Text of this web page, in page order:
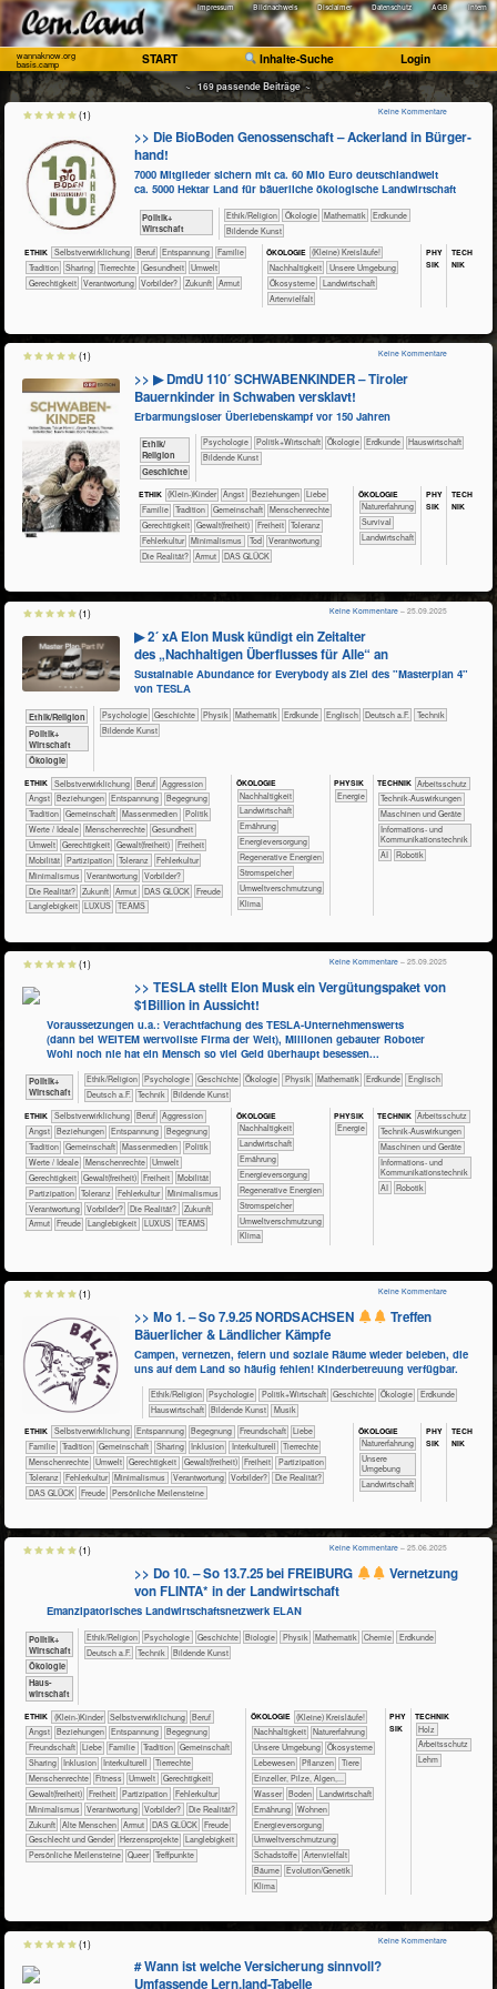
Impressum Bildnachweis Disclaimer Datenschutz AGB Intern
wannaknow.org
basis.camp START Inhalte-Suche Login
~ 169 passende Beiträge ~
>> Die BioBoden Genossenschaft – Acker­land in Bür­ger­
hand!
7000 Mitglieder sichern mit ca. 60 Mio Euro deutschlandweit
ca. 5000 Hektar Land für bäuerliche ökologische Landwirtschaft
​​​​​​​​​Politik+​
Wirtschaft
​​​​​​​​​​Ethik/​Religion ​​​​​​​​Ökologie ​​​​​​Mathematik
​​​​​Erdkunde
Bildende Kunst
ETHIK ​​​​​​​​​​​​​​​​​​​​​​​​​​​​​​​​​​​​​​​​Selbst­verwirklichung ​​​​​​​​​​​​​​​Beruf ​​​​​​​​​​​​​Entspannung
​​​​​​​​​​​Familie
​​​​​​​​​​​Tradition
​​​​​​​​​​Sharing ​​​​​​​​Tierrechte ​​​​​​Gesundheit
​​​​​Umwelt
​​​​Gerechtigkeit
​​Verantwortung ​​Vorbilder? ​Zukunft Armut
ÖKO​LOGIE
​​​​​​​​​​​​​​(Kleine) Kreisläufe!
​​​​​​​​​​​​​​​Nachhaltigkeit
​​​​​​​​​​​​​Unsere Umgebung
​​​​​​​​​​​Ökosysteme
​​​​​Landwirtschaft
Artenvielfalt
PHY​
SIK
TECH​
NIK
Keine Kommentare
(1)
>> ▶ DmdU 110´ SCHWABENKINDER – Tiroler
Bauernkinder in Schwaben versklavt!
Erbarmungsloser Überlebenskampf vor 150 Jahren
​​​​​​​​​​Ethik/​
Religion
​​​​​​​​Geschichte
​​​​​​​​​​Psychologie ​​​​​​​​​Politik+​Wirtschaft ​​​​​​​​Ökologie ​​​​​Erdkunde
​Haus­wirtschaft
Bildende Kunst
ETHIK (Klein-)Kinder ​​​​​​​​​​​​​Angst ​​​​​​​​​​​​​Beziehungen
​​​​​​​​​​​​Liebe
​​​​​​​​​​​Familie
​​​​​​​​​​​Tradition ​​​​​​​​​​Gemeinschaft
​​​​​​​Menschenrechte
​​​​Gerechtigkeit
​​​​Gewalt(freiheit) ​​​Freiheit
​​​Toleranz
​​Fehlerkultur
​​Minimalismus ​​Tod
​​Verantwortung
​Die Realität?
Armut DAS GLÜCK
ÖKO​LOGIE
​​​​​​​​​​​​​Naturerfahrung
​​​​​​​​​​​​Survival
​​​​​Landwirtschaft
PHY​
SIK
TECH​
NIK
Keine Kommentare
(1)
▶ 2´ xA Elon Musk kündigt ein Zeitalter
des „Nachhaltigen Überflusses für Alle“ an
Sustainable Abundance for Everybody als Ziel des "Masterplan 4"
von TESLA
​​​​​​​​​​Ethik/​Religion
​​​​​​​​​Politik+​
Wirtschaft
​​​​​​​Ökologie
​​​​​​​​​​Psychologie ​​​​​​​​Geschichte ​​​​​​​Physik ​​​​​​Mathematik ​​​​​Erdkunde ​​​​Englisch ​​​Deutsch a.F.
​Technik
Bildende Kunst
ETHIK ​​​​​​​​​​​​​​​​​​​​​​​​​​​​​​​​​​​​​​​​Selbst­verwirklichung ​​​​​​​​​​​​​​​Beruf
​​​​​​​​​​​​​Aggression
​​​​​​​​​​​​​Angst
​​​​​​​​​​​​​Beziehungen ​​​​​​​​​​​​​Entspannung
​​​​​​​​​​​​Begegnung
​​​​​​​​​​​Tradition
​​​​​​​​​​Gemeinschaft ​​​​​​​​​Massenmedien
​​​​​​​​​Politik
​​​​​​​​Werte / Ideale
​​​​​​​Menschenrechte
​​​​​​Gesundheit
​​​​​Umwelt
​​​​Gerechtigkeit ​​​​Gewalt(freiheit)
​​​Freiheit
​​​Mobilität
​​​Partizipation ​​​Toleranz
​​Fehlerkultur
​​Minimalismus
​​Verantwortung
​​Vorbilder?
​Die Realität?
​Zukunft Armut DAS GLÜCK
Freude
Langlebigkeit
LUXUS TEAMS
ÖKO​LOGIE
​​​​​​​​​​​​​​​Nachhaltigkeit
​​​​​Landwirtschaft
​​​​Ernährung
​​​Energieversorgung
​​​Regenerative Energien
​​​Stromspeicher
​​Umweltverschmutzung
Klima
PHY​SIK
​​Energie
TECH​NIK ​​​​​​Arbeitsschutz
​​​​​​Technik-Auswirkungen
​​​​Maschinen und Geräte
​​​Informations- und
Kommunikationstechnik
​​AI
Robotik
Keine Kommentare – 25.09.2025
(1)
>> TESLA stellt Elon Musk ein Vergütungspaket von
$1Billion in Aussicht!
Voraussetzungen u.a.: Verachtfachung des TESLA-Unternehmenswerts
(dann bei WEITEM wertvollste Firma der Welt), Millionen gebauter Roboter
Wohl noch nie hat ein Mensch so viel Geld überhaupt besessen...
​​​​​​​​​Politik+​
Wirtschaft
​​​​​​​​​​Ethik/​Religion ​​​​​​​​​​Psychologie ​​​​​​​​Geschichte ​​​​​​​​Ökologie ​​​​​​​Physik ​​​​​​Mathematik ​​​​​Erdkunde
​​​​Englisch
​​​Deutsch a.F.
​Technik
Bildende Kunst
ETHIK ​​​​​​​​​​​​​​​​​​​​​​​​​​​​​​​​​​​​​​​​Selbst­verwirklichung ​​​​​​​​​​​​​​​Beruf
​​​​​​​​​​​​​Aggression
​​​​​​​​​​​​​Angst
​​​​​​​​​​​​​Beziehungen ​​​​​​​​​​​​​Entspannung
​​​​​​​​​​​​Begegnung
​​​​​​​​​​​Tradition
​​​​​​​​​​Gemeinschaft ​​​​​​​​​Massenmedien
​​​​​​​​​Politik
​​​​​​​​Werte / Ideale
​​​​​​​Menschenrechte
​​​​​Umwelt
​​​​Gerechtigkeit
​​​​Gewalt(freiheit) ​​​Freiheit
​​​Mobilität
​​​Partizipation
​​​Toleranz ​​Fehlerkultur
​​Minimalismus
​​Verantwortung
​​Vorbilder? ​Die Realität?
​Zukunft
Armut
Freude Langlebigkeit LUXUS TEAMS
ÖKO​LOGIE
​​​​​​​​​​​​​​​Nachhaltigkeit
​​​​​Landwirtschaft
​​​​Ernährung
​​​Energieversorgung
​​​Regenerative Energien
​​​Stromspeicher
​​Umweltverschmutzung
Klima
PHY​SIK
​​Energie
TECH​NIK ​​​​​​Arbeitsschutz
​​​​​​Technik-Auswirkungen
​​​​Maschinen und Geräte
​​​Informations- und
Kommunikationstechnik
​​AI
Robotik
Keine Kommentare – 25.09.2025
(1)
>> Mo 1. – So 7.9.25 NORDSACHSEN
Treffen
Bäuerlicher & Ländlicher Kämpfe
Campen, vernetzen, feiern und soziale Räume wieder beleben, die
uns auf dem Land so häufig fehlen! Kinderbetreuung verfügbar.
​​​​​​​​​​Ethik/​Religion ​​​​​​​​​​Psychologie ​​​​​​​​​Politik+​Wirtschaft ​​​​​​​​Geschichte ​​​​​​​​Ökologie
​​​​​Erdkunde
​Haus­wirtschaft
Bildende Kunst
Musik
ETHIK ​​​​​​​​​​​​​​​​​​​​​​​​​​​​​​​​​​​​​​​​Selbst­verwirklichung ​​​​​​​​​​​​​Entspannung ​​​​​​​​​​​​Begegnung ​​​​​​​​​​​​Freundschaft
​​​​​​​​​​​​Liebe
​​​​​​​​​​​Familie
​​​​​​​​​​​Tradition ​​​​​​​​​​Gemeinschaft ​​​​​​​​​​Sharing ​​​​​​​​Inklusion ​​​​​​​​Interkulturell
​​​​​​​​Tierrechte
​​​​​​​Menschenrechte
​​​​​Umwelt ​​​​Gerechtigkeit ​​​​Gewalt(freiheit) ​​​Freiheit
​​​Partizipation
​​​Toleranz
​​Fehlerkultur ​​Minimalismus ​​Verantwortung ​​Vorbilder?
​Die Realität?
DAS GLÜCK
Freude Persönliche Meilensteine
ÖKO​LOGIE
​​​​​​​​​​​​​Naturerfahrung
​​​​​​​​​​​​​Unsere
Umgebung
​​​​​Landwirtschaft
PHY​
SIK
TECH​
NIK
Keine Kommentare
(1)
>> Do 10. – So 13.7.25 bei FREIBURG
Vernetzung
von FLINTA* in der Landwirtschaft
Emanzipatorisches Landwirtschaftsnetzwerk ELAN
​​​​​​​​​Politik+​
Wirtschaft
​​​​​​​Ökologie
​Haus­
wirtschaft
​​​​​​​​​​Ethik/​Religion ​​​​​​​​​​Psychologie ​​​​​​​​Geschichte ​​​​​​​Biologie ​​​​​​​Physik ​​​​​​Mathematik ​​​​​Chemie
​​​​​Erdkunde
​​​Deutsch a.F.
​Technik Bildende Kunst
ETHIK (Klein-)Kinder ​​​​​​​​​​​​​​​​​​​​​​​​​​​​​​​​​​​​​​​​Selbst­verwirklichung
​​​​​​​​​​​​​​​Beruf
​​​​​​​​​​​​​Angst
​​​​​​​​​​​​​Beziehungen ​​​​​​​​​​​​​Entspannung
​​​​​​​​​​​​Begegnung
​​​​​​​​​​​​Freundschaft
​​​​​​​​​​​​Liebe ​​​​​​​​​​​Familie ​​​​​​​​​​​Tradition
​​​​​​​​​​Gemeinschaft
​​​​​​​​​​Sharing
​​​​​​​​Inklusion ​​​​​​​​Interkulturell
​​​​​​​​Tierrechte
​​​​​​​Menschenrechte
​​​​​Fitness ​​​​​Umwelt
​​​​Gerechtigkeit
​​​​Gewalt(freiheit)
​​​Freiheit ​​​Partizipation
​​Fehlerkultur
​​Minimalismus
​​Verantwortung ​​Vorbilder?
​Die Realität?
​Zukunft
Alte Menschen Armut DAS GLÜCK
Freude
Geschlecht und Gender
Herzensprojekte
Langlebigkeit
Persönliche Meilensteine
Queer Treffpunkte
ÖKO​LOGIE ​​​​​​​​​​​​​​(Kleine) Kreisläufe!
​​​​​​​​​​​​​​​Nachhaltigkeit
​​​​​​​​​​​​​Naturerfahrung
​​​​​​​​​​​​​Unsere Umgebung
​​​​​​​​​​​Ökosysteme
​​​​​​​​​Lebewesen
​​​​​​​​​Pflanzen
​​​​​​​​Tiere
​​​​​​​Einzeller, Pilze, Algen,...
​​​​​​Wasser
​​​​​Boden
​​​​​Landwirtschaft
​​​​Ernährung
​​​​Wohnen
​​​Energieversorgung
​​Umweltverschmutzung
​Schadstoffe
Artenvielfalt
Bäume
Evolution/Genetik
Klima
PHY​
SIK
TECH​NIK
​​​​​​​​Holz
​​​​​​Arbeitsschutz
Lehm
Keine Kommentare – 25.06.2025
(1)
# Wann ist welche Versicherung sinnvoll?
Umfassende Lern.land-Tabelle
Keine Kommentare
(1)